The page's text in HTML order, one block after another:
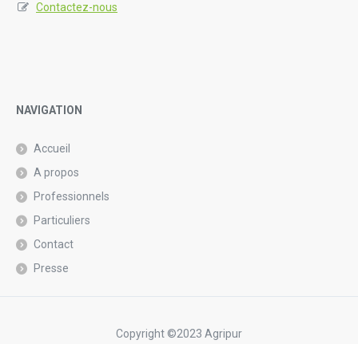
Contactez-nous
NAVIGATION
Accueil
A propos
Professionnels
Particuliers
Contact
Presse
Copyright ©2023 Agripur